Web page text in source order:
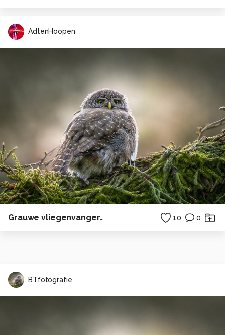
AdtenHoopen
Grauwe vliegenvanger.. 10 0
BTfotografie